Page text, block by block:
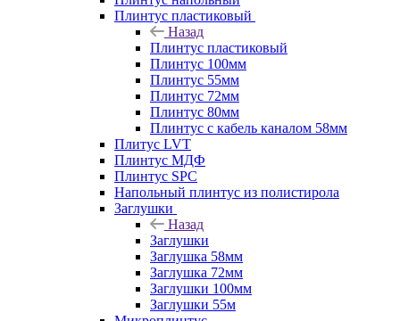
Плинтус пластиковый
Назад
Плинтус пластиковый
Плинтус 100мм
Плинтус 55мм
Плинтус 72мм
Плинтус 80мм
Плинтус с кабель каналом 58мм
Плитус LVT
Плинтус МДФ
Плинтус SPC
Напольный плинтус из полистирола
Заглушки
Назад
Заглушки
Заглушка 58мм
Заглушка 72мм
Заглушки 100мм
Заглушки 55м